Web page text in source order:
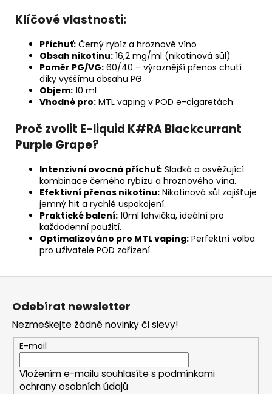
Klíčové vlastnosti:
Příchuť: Černý rybíz a hroznové víno
Obsah nikotinu: 16,2 mg/ml (nikotinová sůl)
Poměr PG/VG: 60/40 – výraznější přenos chutí
díky vyššímu obsahu PG
Objem: 10 ml
Vhodné pro: MTL vaping v POD e-cigaretách
Proč zvolit E-liquid K#RA Blackcurrant
Purple Grape?
Intenzivní ovocná příchuť: Sladká a osvěžující
kombinace černého rybízu a hroznového vína.
Efektivní přenos nikotinu: Nikotinová sůl zajišťuje
jemný hit a rychlé uspokojení.
Praktické balení: 10ml lahvička, ideální pro
každodenní použití.
Optimalizováno pro MTL vaping: Perfektní volba
pro uživatele POD zařízení.
Odebírat newsletter
Nezmeškejte žádné novinky či slevy!
E-mail
Vložením e-mailu souhlasíte s podmínkami
ochrany osobních údajů